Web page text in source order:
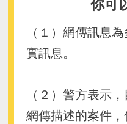
你可
（１）網傳訊息
實訊息。
（２）警方表示
網傳描述的案件